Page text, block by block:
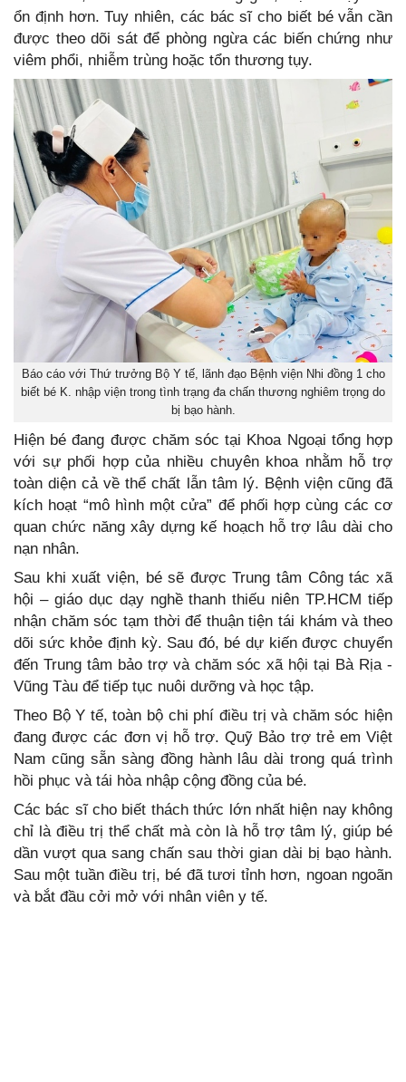
ổn định hơn. Tuy nhiên, các bác sĩ cho biết bé vẫn cần
được theo dõi sát để phòng ngừa các biến chứng như
viêm phổi, nhiễm trùng hoặc tổn thương tụy.
Báo cáo với Thứ trưởng Bộ Y tế, lãnh đạo Bệnh viện Nhi đồng 1 cho
biết bé K. nhập viện trong tình trạng đa chấn thương nghiêm trọng do
bị bạo hành.
Hiện bé đang được chăm sóc tại Khoa Ngoại tổng hợp
với sự phối hợp của nhiều chuyên khoa nhằm hỗ trợ
toàn diện cả về thể chất lẫn tâm lý. Bệnh viện cũng đã
kích hoạt “mô hình một cửa” để phối hợp cùng các cơ
quan chức năng xây dựng kế hoạch hỗ trợ lâu dài cho
nạn nhân.
Sau khi xuất viện, bé sẽ được Trung tâm Công tác xã
hội – giáo dục dạy nghề thanh thiếu niên TP.HCM tiếp
nhận chăm sóc tạm thời để thuận tiện tái khám và theo
dõi sức khỏe định kỳ. Sau đó, bé dự kiến được chuyển
đến Trung tâm bảo trợ và chăm sóc xã hội tại Bà Rịa -
Vũng Tàu để tiếp tục nuôi dưỡng và học tập.
Theo Bộ Y tế, toàn bộ chi phí điều trị và chăm sóc hiện
đang được các đơn vị hỗ trợ. Quỹ Bảo trợ trẻ em Việt
Nam cũng sẵn sàng đồng hành lâu dài trong quá trình
hồi phục và tái hòa nhập cộng đồng của bé.
Các bác sĩ cho biết thách thức lớn nhất hiện nay không
chỉ là điều trị thể chất mà còn là hỗ trợ tâm lý, giúp bé
dần vượt qua sang chấn sau thời gian dài bị bạo hành.
Sau một tuần điều trị, bé đã tươi tỉnh hơn, ngoan ngoãn
và bắt đầu cởi mở với nhân viên y tế.